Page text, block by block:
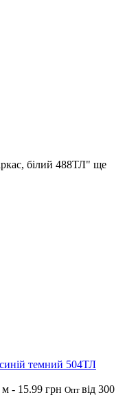
білий 488ТЛ" ще
синій темний 504ТЛ
м - 15.99 грн Опт від 300